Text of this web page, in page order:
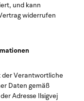
und kann
widerrufen
der Verantwortliche
Daten gemäß
Adresse Ilsigvej